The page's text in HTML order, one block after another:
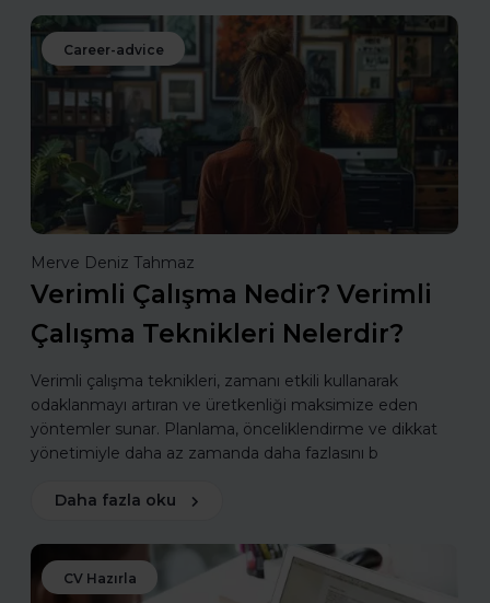
Career-advice
Merve Deniz Tahmaz
Verimli Çalışma Nedir? Verimli
Çalışma Teknikleri Nelerdir?
Verimli çalışma teknikleri, zamanı etkili kullanarak
odaklanmayı artıran ve üretkenliği maksimize eden
yöntemler sunar. Planlama, önceliklendirme ve dikkat
yönetimiyle daha az zamanda daha fazlasını b
Daha fazla oku
CV Hazırla